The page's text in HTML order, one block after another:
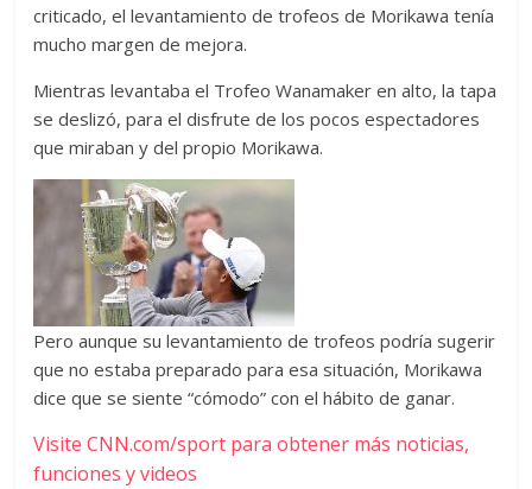
criticado, el levantamiento de trofeos de Morikawa tenía
mucho margen de mejora.
Mientras levantaba el Trofeo Wanamaker en alto, la tapa
se deslizó, para el disfrute de los pocos espectadores
que miraban y del propio Morikawa.
Pero aunque su levantamiento de trofeos podría sugerir
que no estaba preparado para esa situación, Morikawa
dice que se siente “cómodo” con el hábito de ganar.
Visite CNN.com/sport para obtener más noticias,
funciones y videos